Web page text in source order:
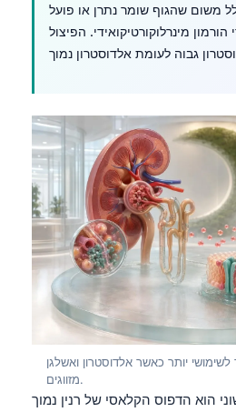
משום שהגוף שומר נתרן או פועל
מינרלוקורטיקואידי. הפיצול
לשימושי יותר כאשר אלדוסטרון ואשלגן
מזווגים.
הוא הדפוס הקלאסי של רנין נמוך